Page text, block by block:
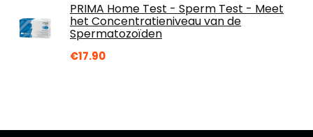
PRIMA Home Test - Sperm Test - Meet
het Concentratieniveau van de
Spermatozoïden
€17.90